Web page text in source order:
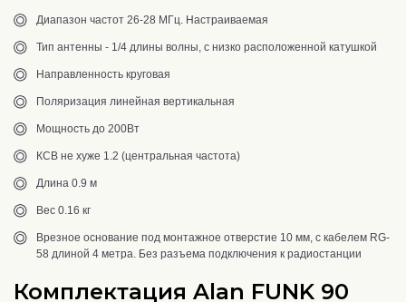
Диапазон частот 26-28 МГц. Настраиваемая
Тип антенны - 1/4 длины волны, с низко расположенной катушкой
Направленность круговая
Поляризация линейная вертикальная
Мощность до 200Вт
КСВ не хуже 1.2 (центральная частота)
Длина 0.9 м
Вес 0.16 кг
Врезное основание под монтажное отверстие 10 мм, с кабелем RG-
58 длиной 4 метра. Без разъема подключения к радиостанции
Комплектация Alan FUNK 90